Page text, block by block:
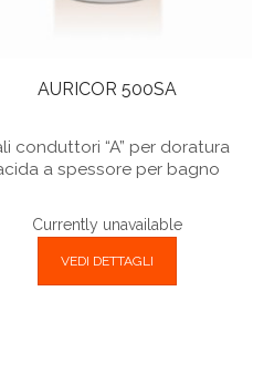
AURICOR 500SA
conduttori “A” per doratura
a spessore per bagno
Currently unavailable
VEDI DETTAGLI